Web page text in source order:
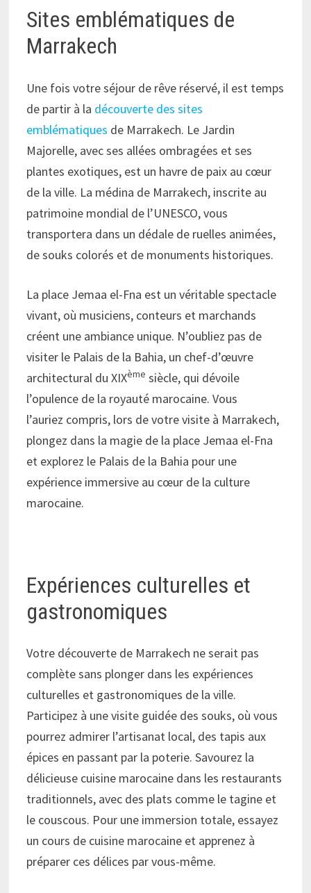
Sites emblématiques de
Marrakech
Une fois votre séjour de rêve réservé, il est temps
de partir à la découverte des sites
emblématiques de Marrakech. Le Jardin
Majorelle, avec ses allées ombragées et ses
plantes exotiques, est un havre de paix au cœur
de la ville. La médina de Marrakech, inscrite au
patrimoine mondial de l’UNESCO, vous
transportera dans un dédale de ruelles animées,
de souks colorés et de monuments historiques.
La place Jemaa el-Fna est un véritable spectacle
vivant, où musiciens, conteurs et marchands
créent une ambiance unique. N’oubliez pas de
visiter le Palais de la Bahia, un chef-d’œuvre
architectural du XIXème siècle, qui dévoile
l’opulence de la royauté marocaine. Vous
l’auriez compris, lors de votre visite à Marrakech,
plongez dans la magie de la place Jemaa el-Fna
et explorez le Palais de la Bahia pour une
expérience immersive au cœur de la culture
marocaine.
Expériences culturelles et
gastronomiques
Votre découverte de Marrakech ne serait pas
complète sans plonger dans les expériences
culturelles et gastronomiques de la ville.
Participez à une visite guidée des souks, où vous
pourrez admirer l’artisanat local, des tapis aux
épices en passant par la poterie. Savourez la
délicieuse cuisine marocaine dans les restaurants
traditionnels, avec des plats comme le tagine et
le couscous. Pour une immersion totale, essayez
un cours de cuisine marocaine et apprenez à
préparer ces délices par vous-même.